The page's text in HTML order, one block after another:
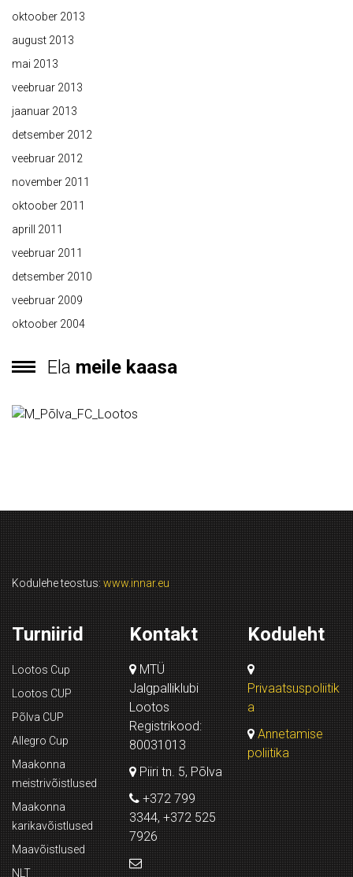
oktoober 2013
august 2013
mai 2013
veebruar 2013
jaanuar 2013
detsember 2012
veebruar 2012
november 2011
oktoober 2011
aprill 2011
veebruar 2011
detsember 2010
veebruar 2009
oktoober 2004
Ela meile kaasa
Kodulehe teostus: www.innar.eu
Turniirid
Lootos Cup
Lootos CUP
Põlva CUP
Allegro Cup
Maakonna
meistrivõistlused
Maakonna
karikavõistlused
Maavõistlused
NLT
Kontakt
MTÜ
Jalgpalliklubi
Lootos
Registrikood:
80031013
Piiri tn. 5, Põlva
+372 799
3344, +372 525
7926
Koduleht
Privaatsuspoliitik
a
Annetamise
poliitika